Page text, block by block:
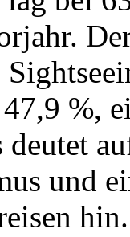
%,
und
hin.